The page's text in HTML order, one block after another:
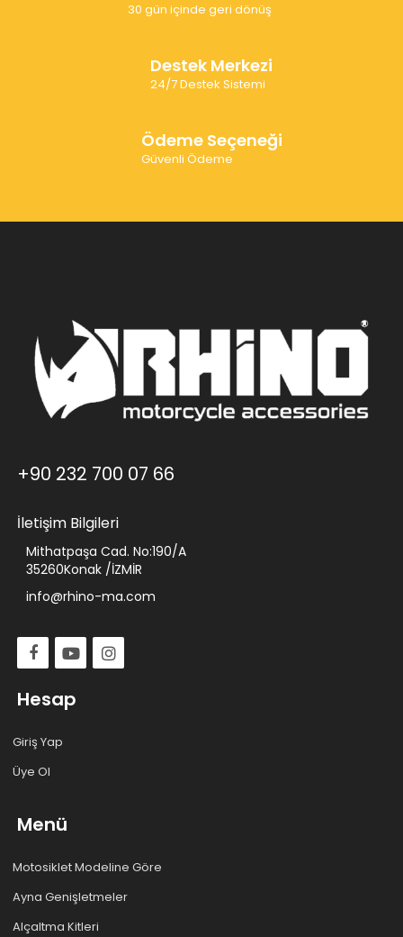
30 gün içinde geri dönüş
Destek Merkezi
24/7 Destek Sistemi
Ödeme Seçeneği
Güvenli Ödeme
+90 232 700 07 66
İletişim Bilgileri
Mithatpaşa Cad. No:190/A
35260Konak /İZMİR
info@rhino-ma.com
Hesap
Giriş Yap
Üye Ol
Menü
Motosiklet Modeline Göre
Ayna Genişletmeler
Alçaltma Kitleri